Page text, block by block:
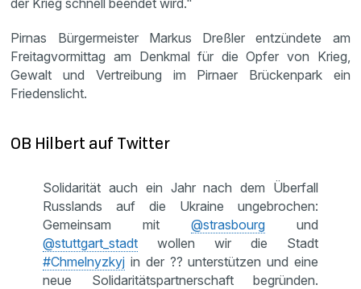
der Krieg schnell beendet wird."
Pirnas Bürgermeister Markus Dreßler entzündete am
Freitagvormittag am Denkmal für die Opfer von Krieg,
Gewalt und Vertreibung im Pirnaer Brückenpark ein
Friedenslicht.
OB Hilbert auf Twitter
Solidarität auch ein Jahr nach dem Überfall
Russlands auf die Ukraine ungebrochen:
Gemeinsam mit @strasbourgund
@stuttgart_stadt wollen wir die Stadt
#Chmelnyzkyj in der ?? unterstützen und eine
neue Solidaritätspartnerschaft begründen.